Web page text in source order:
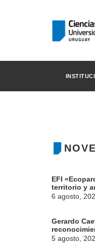
EFI
territorio y
6 agosto,
Gerardo
5 agosto,